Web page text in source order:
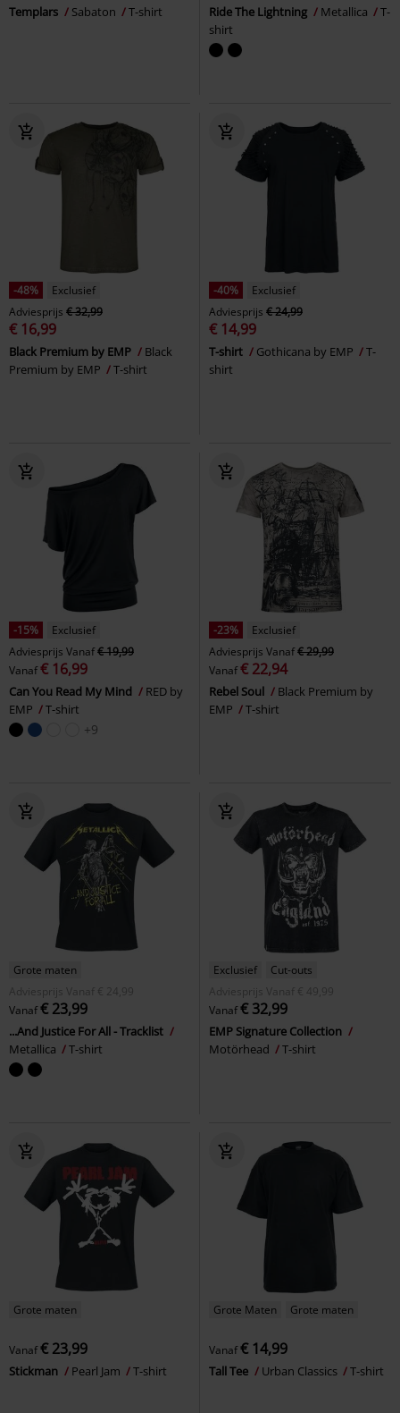
Templars Sabaton T-shirt Ride The Lightning Metallica
T-
shirt
-48%
Exclusief
Adviesprijs € 32,99
€ 16,99
Black Premium by EMP
Black
Premium by EMP
T-shirt
-40%
Exclusief
Adviesprijs € 24,99
€ 14,99
T-shirt Gothicana by EMP
T-
shirt
-15%
Exclusief
Adviesprijs Vanaf€ 19,99
Vanaf€ 16,99
Can You Read My Mind
RED by
EMP
T-shirt
+9
-23%
Exclusief
Adviesprijs Vanaf€ 29,99
Vanaf€ 22,94
Rebel Soul
Black Premium by
EMP
T-shirt
Grote maten
Adviesprijs
Vanaf € 24,99
Vanaf€ 23,99
...And Justice For All - Tracklist
Metallica
T-shirt
Exclusief
Cut-outs
Adviesprijs
Vanaf € 49,99
Vanaf€ 32,99
EMP Signature Collection
Motörhead
T-shirt
Grote maten
Vanaf€ 23,99
Stickman Pearl Jam T-shirt
Grote Maten Grote maten
Vanaf€ 14,99
Tall Tee Urban Classics T-shirt